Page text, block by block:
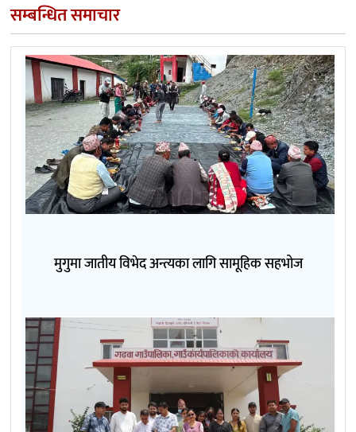
सम्बन्धित समाचार
मुगुमा जातीय विभेद अन्त्यका लागि सामूहिक सहभोज